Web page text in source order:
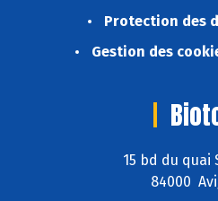
Protection des
Gestion des
15 bd du quai
84000